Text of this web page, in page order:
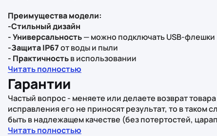
Преимущества модели:
-Стильный дизайн
- Универсальность— можно подключать USB-флешки
-Защита IP67от воды и пыли
- Практичностьв использовании
Читать полностью
Гарантии
Частый вопрос - меняете или делаете возврат
исправления его не приносят результат, то в
быть в надлежащем качестве (без потертостей,
быть обнаружен не позднее 14 дней с момента
Читать полностью